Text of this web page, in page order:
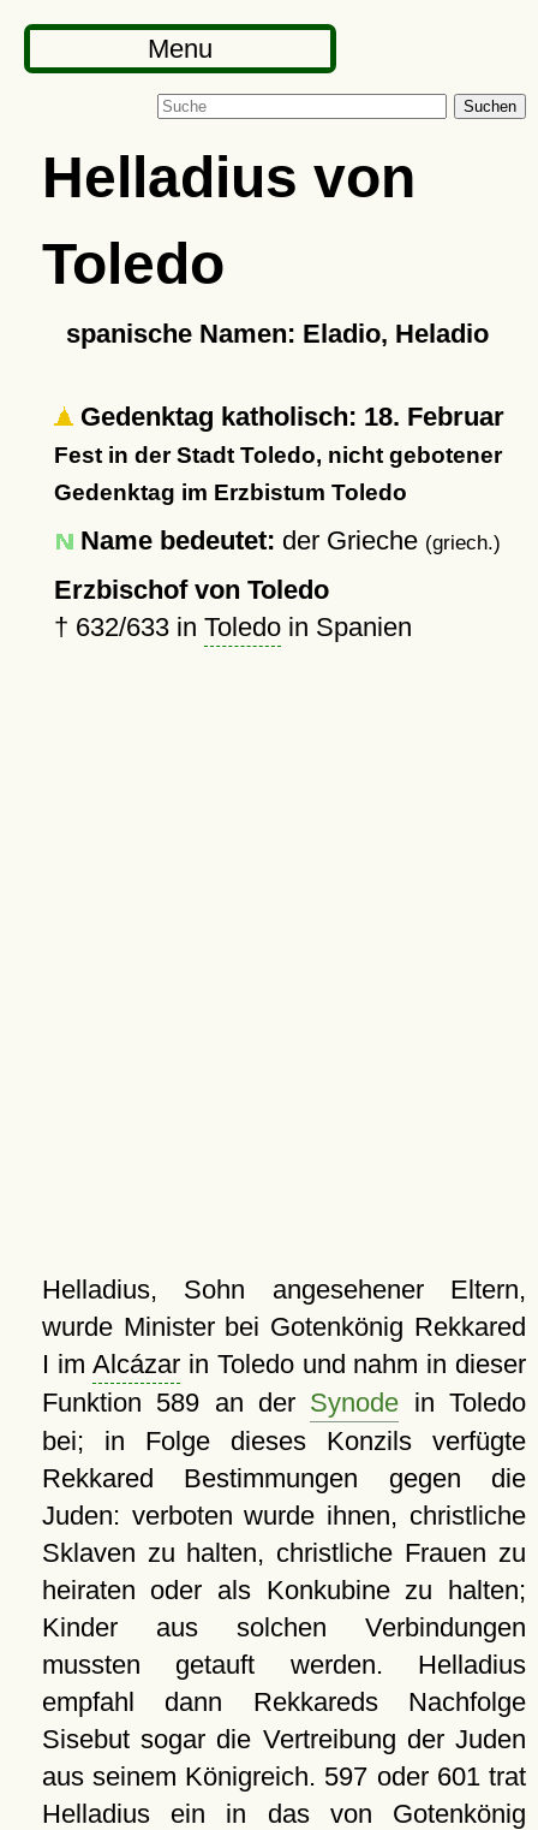
Menu
Suchen
Helladius von
Toledo
spanische Namen: Eladio, Heladio
Gedenktag katholisch: 18. Februar
Fest in der Stadt Toledo, nicht gebotener
Gedenktag im Erzbistum Toledo
Name bedeutet: der Grieche (griech.)
Erzbischof von Toledo
† 632/633 in Toledoin Spanien
Helladius, Sohn angesehener Eltern,
wurde Minister bei Gotenkönig Rekkared
I imAlcázar in Toledo und nahm in dieser
Funktion 589 an der Synode in Toledo
bei; in Folge dieses Konzils verfügte
Rekkared Bestimmungen gegen die
Juden: verboten wurde ihnen, christliche
Sklaven zu halten, christliche Frauen zu
heiraten oder als Konkubine zu halten;
Kinder aus solchen Verbindungen
mussten getauft werden. Helladius
empfahl dann Rekkareds Nachfolge
Sisebut sogar die Vertreibung der Juden
aus seinem Königreich. 597 oder 601 trat
Helladius ein in das von Gotenkönig